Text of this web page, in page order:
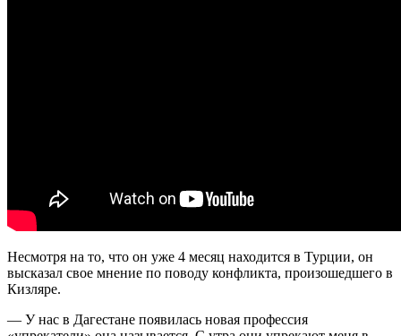
Несмотря на то, что он уже 4 месяц находится в Турции, он
высказал свое мнение по поводу конфликта, произошедшего в
Кизляре.
— У нас в Дагестане появилась новая профессия